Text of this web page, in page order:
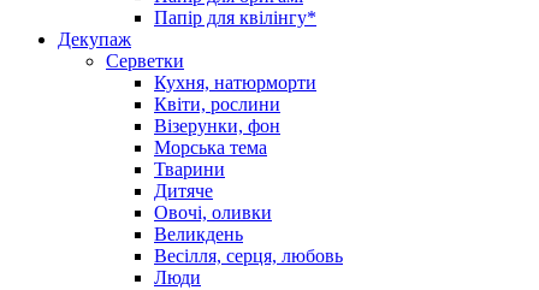
Папір для квілінгу*
Декупаж
Серветки
Кухня, натюрморти
Квіти, рослини
Візерунки, фон
Морська тема
Тварини
Дитяче
Овочі, оливки
Великдень
Весілля, серця, любовь
Люди